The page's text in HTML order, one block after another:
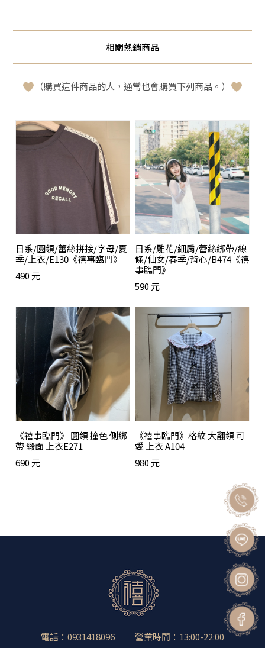
相關熱銷商品
（購買這件商品的人，通常也會購買下列商品。）
日系/圓領/蕾絲拼接/字母/夏
季/上衣/E130《禧事臨門》
490 元
日系/雕花/細肩/蕾絲綁帶/線
條/仙女/春季/背心/B474《禧
事臨門》
590 元
《禧事臨門》 圓領 撞色 側綁
帶 緞面 上衣E271
690 元
《禧事臨門》格紋 大翻領 可
愛 上衣 A104
980 元
電話：0931418096 營業時間：13:00-22:00